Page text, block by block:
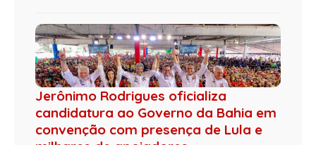
Jerônimo Rodrigues oficializa
candidatura ao Governo da Bahia em
convenção com presença de Lula e